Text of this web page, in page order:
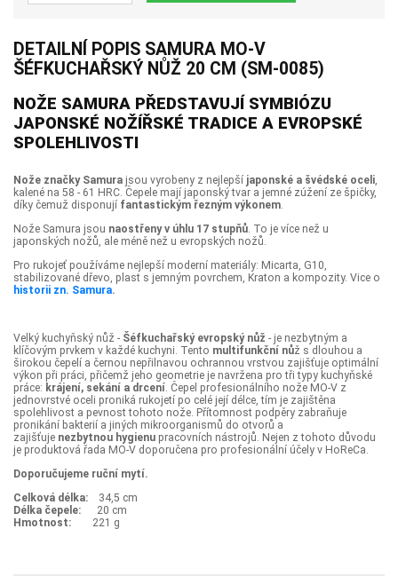
DETAILNÍ POPIS SAMURA MO-V
ŠÉFKUCHAŘSKÝ NŮŽ 20 CM (SM-0085)
NOŽE SAMURA PŘEDSTAVUJÍ SYMBIÓZU
JAPONSKÉ NOŽÍŘSKÉ TRADICE A EVROPSKÉ
SPOLEHLIVOSTI
Nože značky Samura jsou vyrobeny z nejlepší japonské a švédské oceli,
kalené na 58 - 61 HRC. Čepele mají japonský tvar a jemné zúžení ze špičky,
díky čemuž disponují fantastickým řezným výkonem.
Nože Samura jsou naostřeny v úhlu 17 stupňů. To je více než u
japonských nožů, ale méně než u evropských nožů.
Pro rukojeť používáme nejlepší moderní materiály: Micarta, G10,
stabilizované dřevo, plast s jemným povrchem, Kraton a kompozity. Vice o
historii zn. Samura.
Velký kuchyňský nůž - Šéfkuchařský evropský nůž - je nezbytným a
klíčovým prvkem v každé kuchyni. Tento multifunkční nůž s dlouhou a
širokou čepelí a černou nepřilnavou ochrannou vrstvou zajišťuje optimální
výkon při práci, přičemž jeho geometrie je navržena pro tři typy kuchyňské
práce: krájení, sekání a drcení. Čepel profesionálního nože MO-V z
jednovrstvé oceli proniká rukojetí po celé její délce, tím je zajištěna
spolehlivost a pevnost tohoto nože. Přítomnost podpěry zabraňuje
pronikání bakterií a jiných mikroorganismů do otvorů a
zajišťuje nezbytnou hygienu pracovních nástrojů. Nejen z tohoto důvodu
je produktová řada MO-V doporučena pro profesionální účely v HoReCa.
Doporučujeme ruční mytí.
Celková délka: 34,5 cm
Délka čepele: 20 cm
Hmotnost:
221 ​g